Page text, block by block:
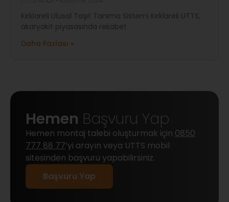
Kırklareli Ulusal Taşıt Tanıma Sistemi Kırklareli UTTS,
akaryakıt piyasasında rekabet
Daha Fazlası »
Hemen Başvuru Yap
Hemen montaj talebi oluşturmak için 0850
777 88 77‘yi arayın veya UTTS mobil
sitesinden başvuru yapabilirsiniz.
Başvuru Yap